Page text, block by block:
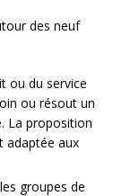
des neuf
ou du service
ou résout un
La proposition
adaptée aux
groupes de